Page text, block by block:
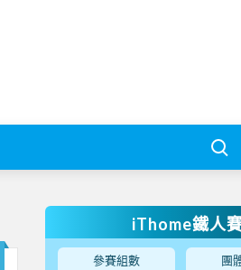
iThome鐵人
參賽組數 團